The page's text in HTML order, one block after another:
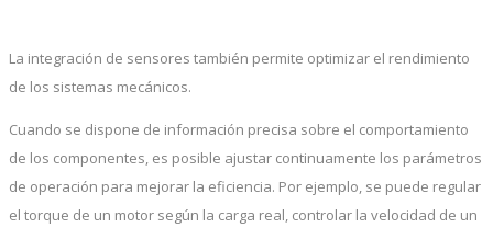
La integración de sensores también permite optimizar el rendimiento
de los sistemas mecánicos.
Cuando se dispone de información precisa sobre el comportamiento
de los componentes, es posible ajustar continuamente los parámetros
de operación para mejorar la eficiencia. Por ejemplo, se puede regular
el torque de un motor según la carga real, controlar la velocidad de un